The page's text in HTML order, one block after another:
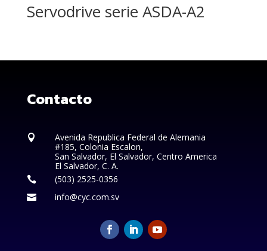
Servodrive serie ASDA-A2
Contacto

Avenida Republica Federal de Alemania
#185, Colonia Escalon,
San Salvador, El Salvador, Centro America
El Salvador, C. A.
 (503) 2525-0356
 info@cyc.com.sv